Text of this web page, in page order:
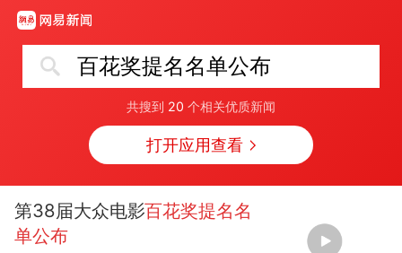
百花奖提名名单公布
共搜到 20 个相关优质新闻
打开应用查看
第38届大众电影百花奖提名名
单公布